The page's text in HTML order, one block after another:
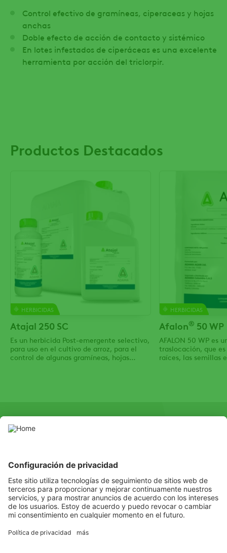
Control efectivo de gramíneas, ciperaceas y hojas
anchas
Doble efecto de acción de contacto y sistémico
En lotes infestados de ciperáceas es una excelente
herramienta por acción del triclorpir.
Productos Destacados
HERBICIDAS
Atajal 250 SC
Es un herbicida Post-emergente selectivo,
para uso en el cultivo de arroz, para el
control de algunas gramíneas, hojas
anchas, y ciperáceas.
HERBICIDAS
Afalon® 50 WP
AFALON 50 WP es
traslocación, que
raíces, las semillas
Channel
© Copyright ©2016 ADAMA Andina B.V. Sucursal Colombia - Todos
los derechos reservados